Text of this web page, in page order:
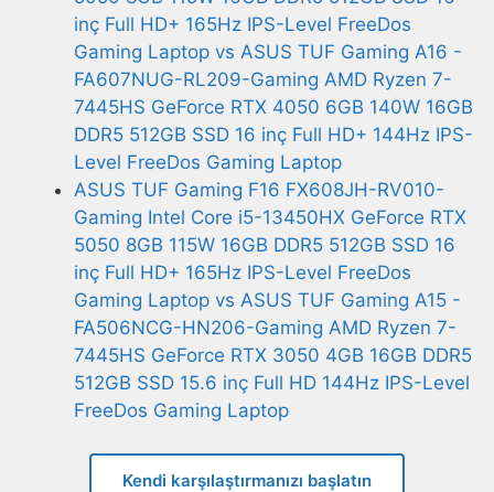
inç Full HD+ 165Hz IPS-Level FreeDos
Gaming Laptop vs ASUS TUF Gaming A16 -
FA607NUG-RL209-Gaming AMD Ryzen 7-
7445HS GeForce RTX 4050 6GB 140W 16GB
DDR5 512GB SSD 16 inç Full HD+ 144Hz IPS-
Level FreeDos Gaming Laptop
ASUS TUF Gaming F16 FX608JH-RV010-
Gaming Intel Core i5-13450HX GeForce RTX
5050 8GB 115W 16GB DDR5 512GB SSD 16
inç Full HD+ 165Hz IPS-Level FreeDos
Gaming Laptop vs ASUS TUF Gaming A15 -
FA506NCG-HN206-Gaming AMD Ryzen 7-
7445HS GeForce RTX 3050 4GB 16GB DDR5
512GB SSD 15.6 inç Full HD 144Hz IPS-Level
FreeDos Gaming Laptop
Kendi karşılaştırmanızı başlatın